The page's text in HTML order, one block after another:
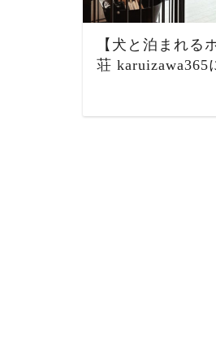
【犬と泊まれる
荘 karuizawa365